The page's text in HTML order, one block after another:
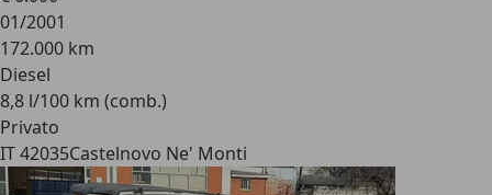
01/2001
172.000 km
Diesel
8,8 l/100 km (comb.)
Privato
IT 42035Castelnovo Ne' Monti